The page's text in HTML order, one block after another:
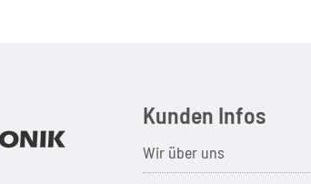
Kunden Infos
Wir über uns